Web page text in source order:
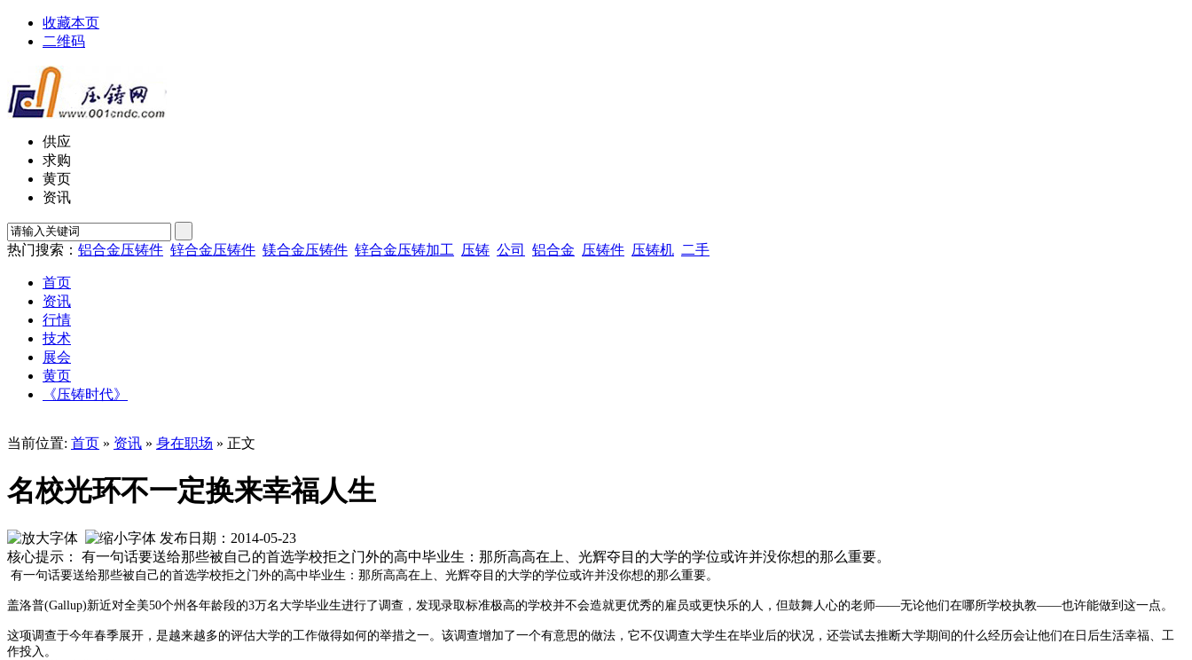
收藏本页
二维码
供应
求购
黄页
资讯
热门搜索： 铝合金压铸件 锌合金压铸件 镁合金压铸件 锌合金压铸加工 压铸 公司 铝合金 压铸件 压铸机 二手
首页
资讯
行情
技术
展会
黄页
《压铸时代》
当前位置: 首页 » 资讯 » 身在职场 » 正文
名校光环不一定换来幸福人生
发布日期：2014-05-23
核心提示： 有一句话要送给那些被自己的首选学校拒之门外的高中毕业生：那所高高在上、光辉夺目的大学的学位或许并没你想的那么重要。
有一句话要送给那些被自己的首选学校拒之门外的高中毕业生：那所高高在上、光辉夺目的大学的学位或许并没你想的那么重要。
盖洛普(Gallup)新近对全美50个州各年龄段的3万名大学毕业生进行了调查，发现录取标准极高的学校并不会造就更优秀的雇员或更快乐的人，但鼓舞人心的老师——无论他们在哪所学校执教——也许能做到这一点。
这项调查于今年春季展开，是越来越多的评估大学的工作做得如何的举措之一。该调查增加了一个有意思的做法，它不仅调查大学生在毕业后的状况，还尝试去推断大学期间的什么经历会让他们在日后生活幸福、工
作投入。